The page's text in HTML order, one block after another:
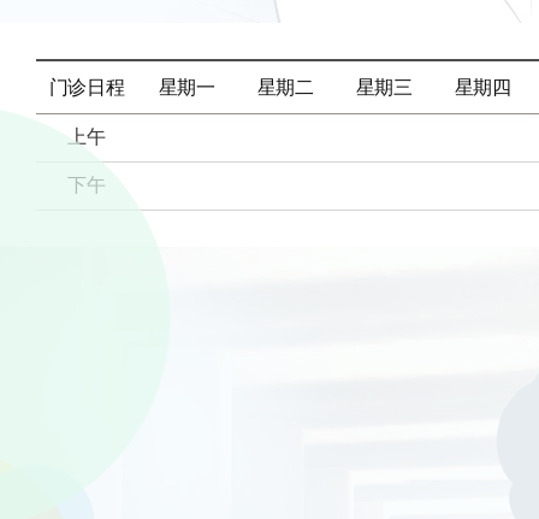
门诊日程 星期一 星期二 星期三 星期四
上午
下午